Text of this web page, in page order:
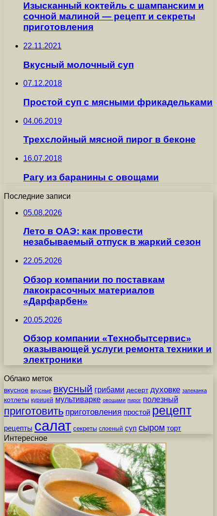
Изысканный коктейль с шампанским и
сочной малиной — рецепт и секреты
приготовления
22.11.2021
Вкусный молочный суп
07.12.2018
Простой суп с мясными фрикадельками
04.06.2019
Трехслойный мясной пирог в беконе
16.07.2018
Рагу из баранины с овощами
Последние записи
05.08.2026
Лето в ОАЭ: как провести
незабываемый отпуск в жаркий сезон
22.05.2026
Обзор компании по поставкам
лакокрасочных материалов
«Дарфарбен»
20.05.2026
Обзор компании «Технобытсервис»
оказывающей услуги ремонта техники и
электроники
Облако меток
вкусное вкусные вкусный грибами десерт духовке запеканка
котлеты курицей мультиварке овощами пирог полезный
приготовить приготовления простой рецепт
рецепты салат секреты слоеный суп сыром торт
Интересное